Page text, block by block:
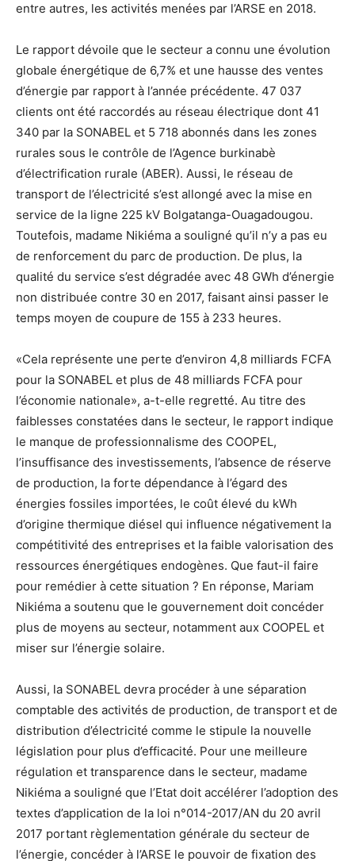
entre autres, les activités menées par l’ARSE en 2018.
Le rapport dévoile que le secteur a connu une évolution
globale énergétique de 6,7% et une hausse des ventes
d’énergie par rapport à l’année précédente. 47 037
clients ont été raccordés au réseau électrique dont 41
340 par la SONABEL et 5 718 abonnés dans les zones
rurales sous le contrôle de l’Agence burkinabè
d’électrification rurale (ABER). Aussi, le réseau de
transport de l’électricité s’est allongé avec la mise en
service de la ligne 225 kV Bolgatanga-Ouagadougou.
Toutefois, madame Nikiéma a souligné qu’il n’y a pas eu
de renforcement du parc de production. De plus, la
qualité du service s’est dégradée avec 48 GWh d’énergie
non distribuée contre 30 en 2017, faisant ainsi passer le
temps moyen de coupure de 155 à 233 heures.
«Cela représente une perte d’environ 4,8 milliards FCFA
pour la SONABEL et plus de 48 milliards FCFA pour
l’économie nationale», a-t-elle regretté. Au titre des
faiblesses constatées dans le secteur, le rapport indique
le manque de professionnalisme des COOPEL,
l’insuffisance des investissements, l’absence de réserve
de production, la forte dépendance à l’égard des
énergies fossiles importées, le coût élevé du kWh
d’origine thermique diésel qui influence négativement la
compétitivité des entreprises et la faible valorisation des
ressources énergétiques endogènes. Que faut-il faire
pour remédier à cette situation ? En réponse, Mariam
Nikiéma a soutenu que le gouvernement doit concéder
plus de moyens au secteur, notamment aux COOPEL et
miser sur l’énergie solaire.
Aussi, la SONABEL devra procéder à une séparation
comptable des activités de production, de transport et de
distribution d’électricité comme le stipule la nouvelle
législation pour plus d’efficacité. Pour une meilleure
régulation et transparence dans le secteur, madame
Nikiéma a souligné que l’Etat doit accélérer l’adoption des
textes d’application de la loi n°014-2017/AN du 20 avril
2017 portant règlementation générale du secteur de
l’énergie, concéder à l’ARSE le pouvoir de fixation des